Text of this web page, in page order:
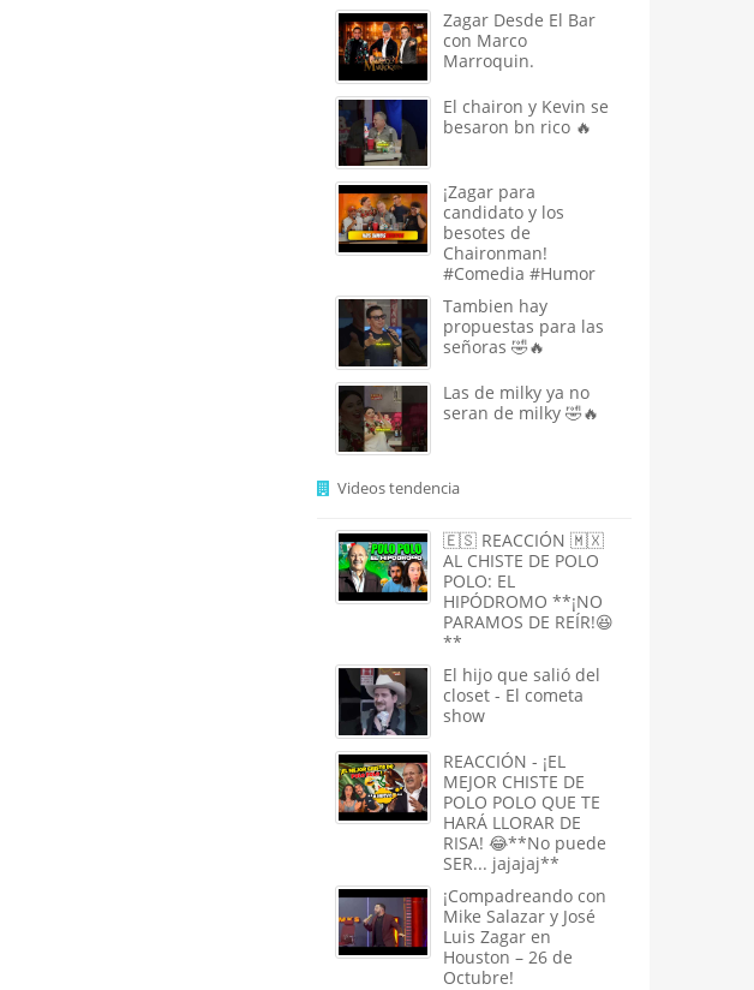
Zagar Desde El Bar
con Marco
Marroquin.
El chairon y Kevin se
besaron bn rico 🔥
¡Zagar para
candidato y los
besotes de
Chaironman!
#Comedia #Humor
Tambien hay
propuestas para las
señoras 🤣🔥
Las de milky ya no
seran de milky 🤣🔥
Videos tendencia
🇪🇸 REACCIÓN 🇲🇽
AL CHISTE DE POLO
POLO: EL
HIPÓDROMO **¡NO
PARAMOS DE REÍR!😆
**
El hijo que salió del
closet - El cometa
show
REACCIÓN - ¡EL
MEJOR CHISTE DE
POLO POLO QUE TE
HARÁ LLORAR DE
RISA! 😂**No puede
SER... jajajaj**
¡Compadreando con
Mike Salazar y José
Luis Zagar en
Houston – 26 de
Octubre!